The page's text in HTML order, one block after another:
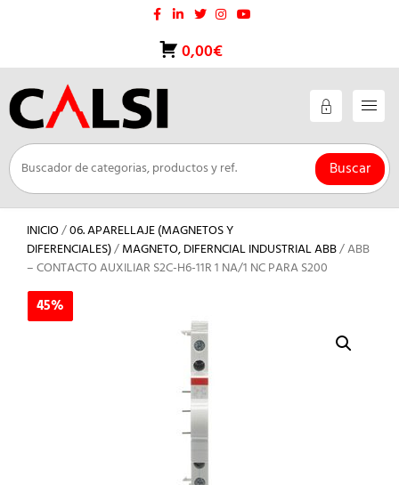
0,00€
Buscar
INICIO/06. APARELLAJE (MAGNETOS Y
DIFERENCIALES)/MAGNETO, DIFERNCIAL INDUSTRIAL ABB/ ABB
– CONTACTO AUXILIAR S2C-H6-11R 1 NA/1 NC PARA S200
45%
45%